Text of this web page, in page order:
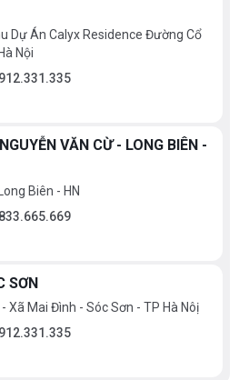
Dự Án Calyx Residence Đường Cổ
Nội
VĂN CỪ - LONG BIÊN -
Biên - HN
SƠN
Xã Mai Đình - Sóc Sơn - TP Hà Nôị